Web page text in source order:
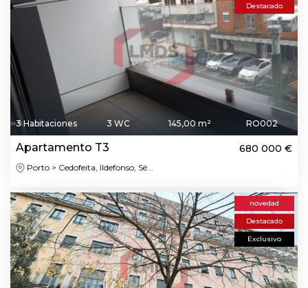
Destacado
3 Habitaciones 3 WC 145,00 m² RO002
Apartamento T3 680 000 €
Porto > Cedofeita, Ildefonso, Sé...
novedad
Destacado
Exclusivo